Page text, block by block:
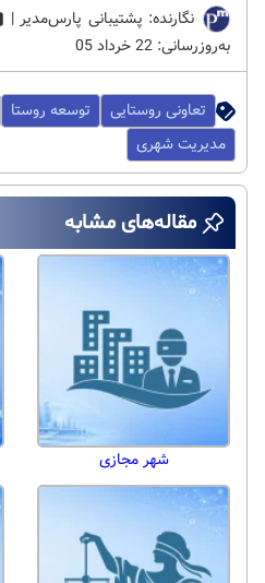
نگارنده: پشتیبانی پارس‌مدیر |
به‌روزرسانی: 22 خرداد 05
تعاونی روستایی توسعه روستا
مدیریت شهری
مقاله‌های مشابه
شهر مجازی